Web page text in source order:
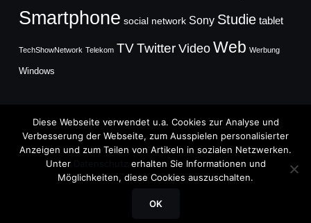
Smartphone social network Sony Studie tablet
TechShowNetwork Telekom TVTwitter Video Web Werbung
Windows
Copyright © 2026
TechFieber Blog
Diese Webseite verwendet u.a. Cookies zur Analyse und
Verbesserung der Webseite, zum Ausspielen personalisierter
Anzeigen und zum Teilen von Artikeln in sozialen Netzwerken.
Unter
erhalten Sie Informationen und
Möglichkeiten, diese Cookies auszuschalten.
OK